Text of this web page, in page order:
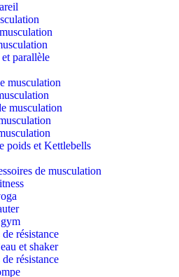
parallèle
musculation
musculation
poids et Kettlebells
de musculation
résistance
et shaker
résistance